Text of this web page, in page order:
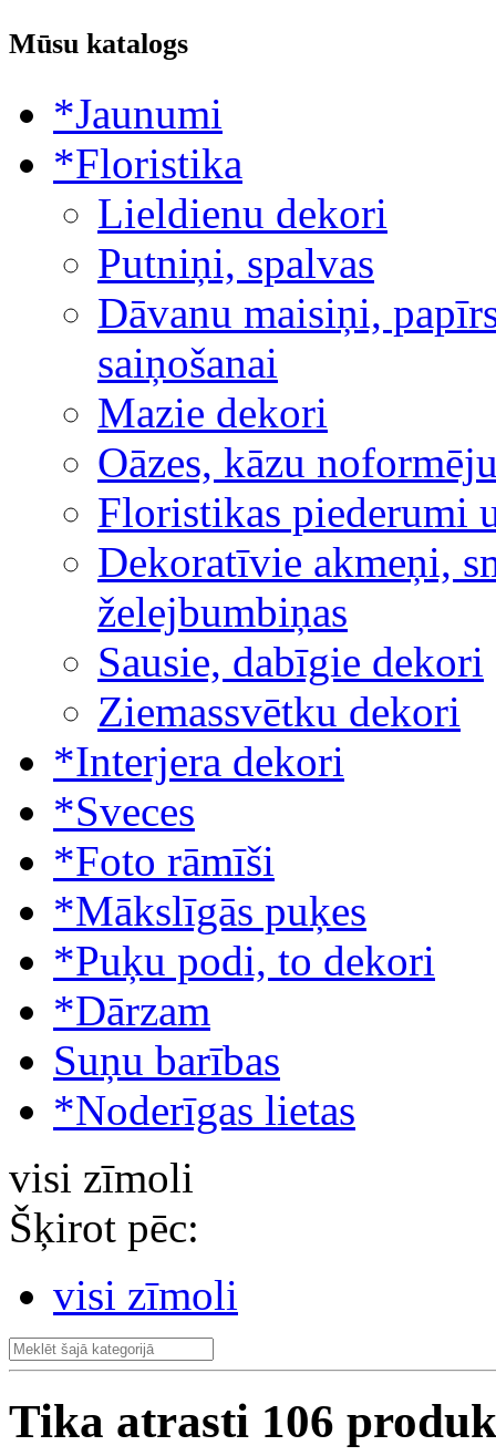
Mūsu katalogs
*Jaunumi
*Floristika
Lieldienu dekori
Putniņi, spalvas
Dāvanu maisiņi,
saiņošanai
Mazie dekori
Oāzes, kāzu
Floristikas piederumi
Dekoratīvie akmeņi,
želejbumbiņas
Sausie, dabīgie dekori
Ziemassvētku dekori
*Interjera dekori
*Sveces
*Foto rāmīši
*Mākslīgās puķes
*Puķu podi, to dekori
*Dārzam
Suņu barības
*Noderīgas lietas
visi zīmoli
Šķirot pēc:
visi zīmoli
Tika atrasti 106